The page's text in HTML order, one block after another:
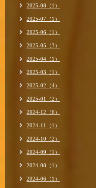
2025-08（1）
2025-07（1）
2025-06（1）
2025-05（3）
2025-04（1）
2025-03（1）
2025-02（4）
2025-01（2）
2024-12（6）
2024-11（1）
2024-10（2）
2024-09（1）
2024-08（1）
2024-06（1）